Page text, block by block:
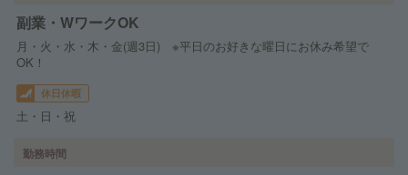
副業・WワークOK
月・火・水・木・金(週3日) ※平日のお好きな曜日にお休み希望で
OK！
休日休暇
土・日・祝
勤務時間